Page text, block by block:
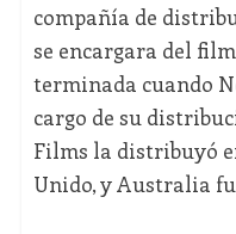
compañía de
se encargara del
terminada cuando
cargo de su
Films la distribuyó
Unido, y Australia